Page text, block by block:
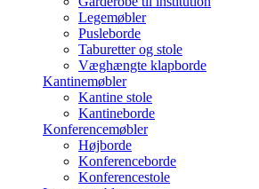
Legemøbler
Pusleborde
Taburetter og stole
Væghængte klapborde
Kantinemøbler
Kantine stole
Kantineborde
Konferencemøbler
Højborde
Konferenceborde
Konferencestole